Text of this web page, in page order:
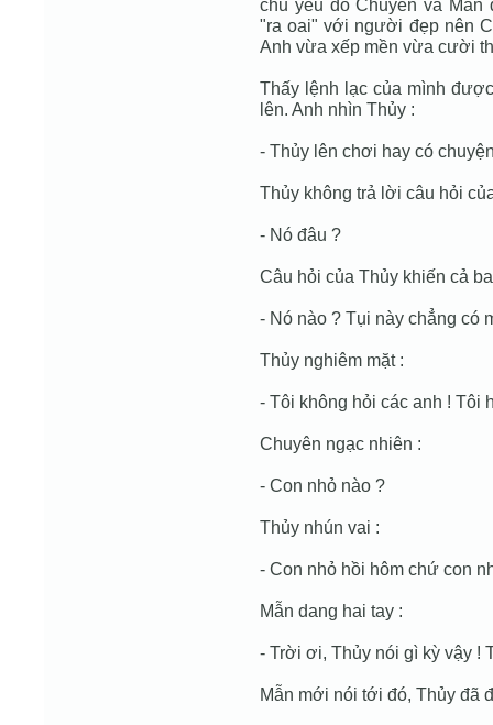
chủ yếu do Chuyên và Mẫn
"ra oai" với người đẹp nên
Anh vừa xếp mền vừa cười
Thấy lệnh lạc của mình
lên. Anh nhìn Thủy :
- Thủy lên chơi hay có
Thủy không trả lời câu hỏi
- Nó đâu ?
Câu hỏi của Thủy khiến cả
- Nó nào ? Tụi này chẳng có
Thủy nghiêm mặt :
- Tôi không hỏi các anh ! Tôi
Chuyên ngạc nhiên :
- Con nhỏ nào ?
Thủy nhún vai :
- Con nhỏ hồi hôm chứ con
Mẫn dang hai tay :
- Trời ơi, Thủy nói gì kỳ vậy !
Mẫn mới nói tới đó, Thủy đã